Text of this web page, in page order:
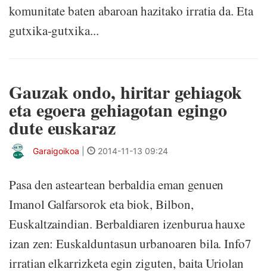
komunitate baten abaroan hazitako irratia da. Eta
gutxika-gutxika...
Gauzak ondo, hiritar gehiagok
eta egoera gehiagotan egingo
dute euskaraz
Garaigoikoa 2014-11-13 09:24
Pasa den asteartean berbaldia eman genuen
Imanol Galfarsorok eta biok, Bilbon,
Euskaltzaindian. Berbaldiaren izenburua hauxe
izan zen: Euskalduntasun urbanoaren bila. Info7
irratian elkarrizketa egin ziguten, baita Uriolan